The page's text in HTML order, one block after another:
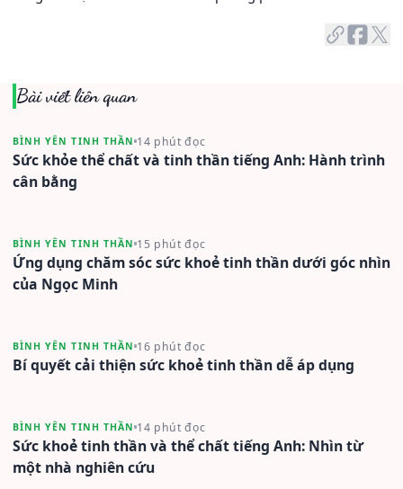
Bài viết liên quan
BÌNH YÊN TINH THẦN 14 phút đọc
Sức khỏe thể chất và tinh thần tiếng Anh: Hành trình
cân bằng
BÌNH YÊN TINH THẦN 15 phút đọc
Ứng dụng chăm sóc sức khoẻ tinh thần dưới góc nhìn
của Ngọc Minh
BÌNH YÊN TINH THẦN 16 phút đọc
Bí quyết cải thiện sức khoẻ tinh thần dễ áp dụng
BÌNH YÊN TINH THẦN 14 phút đọc
Sức khoẻ tinh thần và thể chất tiếng Anh: Nhìn từ
một nhà nghiên cứu